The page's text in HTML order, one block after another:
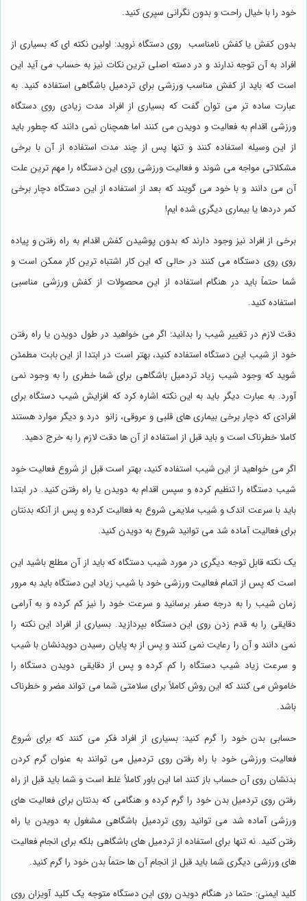
خود را با خیال راحت و بدون نگرانی سپری کنید.
بدون کفش یا کفش نامناسب روی دستگاه نروید: اولین نکته ای که بسیاری از
افراد به آن توجه ندارند و در دسته اصلی ترین نکات نیز به حساب می آید این
است که باید از کفش مناسب ورزشی برای تردمیل باشگاهی استفاده کنید. به
عبارت ساده تر می توان گفت که بسیاری از افراد مدت زیادی روی دستگاه
ورزشی اقدام به فعالیت و دویدن می کنند اما همچنان نمی دانند که چطور باید
از این وسیله استفاده کنند و تنها پس از چند مدت استفاده از آن با برخی
مشکلاتی مواجه می شوند و فعالیت ورزشی روی این دستگاه را مهم ترین علت
آن می دانند و با خود می گویند که بعد از استفاده از این دستگاه دچار برخی
کمر دردها یا بیماری دیگری شده ایم!
برخی از افراد نیز وجود دارند که بدون پوشیدن کفش اقدام به راه رفتن و پیاده
روی روی دستگاه می کنند در حالی که این کار اشتباه ترین کار ممکن است و
شما حتماً باید در هنگام استفاده از این محصولات از کفش ورزشی مناسبی
استفاده کنید.
دقت لازم در تغییر شیب را بدانید: اگر می خواهید در طول دویدن یا راه رفتن
خود از شیب این دستگاه استفاده کنید، بهتر است در ابتدا از این بابت مطمئن
شوید که وجود شیب زیاد تردمیل باشگاهی برای شما خطری را به وجود نمی
آورد. به عبارت دیگر باید به این نکته اشاره کرد که افزایش شیب دستگاه برای
افرادی که دچار برخی بیماری های قلبی و عروقی، زانو درد و دیگر موارد هستند
کاملا خطرناک است و باید قبل از استفاده از آن ها دقت لازم را به خرج دهید.
اگر می خواهید از این شیب استفاده کنید، بهتر است قبل از شروع فعالیت خود
شیب دستگاه را تنظیم کرده و سپس اقدام به دویدن یا راه رفتن کنید. در ابتدا
باید با سرعت اندک و شیب ملایمی شروع به فعالیت کرده و پس از آنکه بدنتان
برای فعالیت آماده شد می توانید شروع به دویدن کنید.
یک نکته قابل توجه دیگری در مورد شیب دستگاه که باید از آن مطلع باشید این
است که پس از اتمام فعالیت ورزشی خود با شیب زیاد این دستگاه باید به مرور
زمان شیب را به درجه صفر برسانید و سرعت خود را نیز کم کرده و به آرامی
دقایقی را به قدم زدن روی این دستگاه بپردازید. بسیاری از افراد این نکته را
نمی دانند و آن را رعایت نمی کنند و پس از به پایان رسیدن دویدنشان با شیب
و سرعت زیاد شیب دستگاه را کم کرده و پس از دقایقی دویدن دستگاه را
خاموش می کنند که این روش کاملاً برای سلامتی شما می تواند مضر و خطرناک
باشد.
حسابی بدن خود را گرم کنید: بسیاری از افراد فکر می کنند که برای شروع
فعالیت ورزشی خود با راه رفتن روی تردمیل می توانند به عنوان گرم کردن
بدنشان روی آن حساب باز کنند اما این باور کاملاً غلط است و شما باید قبل از راه
رفتن روی تردمیل بدن خود را گرم کرده و هنگامی که بدنتان برای فعالیت های
ورزشی آماده شد می توانید روی تردمیل باشگاهی مشغول به دویدن یا راه
رفتن کنید. نه تنها برای استفاده از تردمیل های باشگاهی بلکه برای انجام فعالیت
های ورزشی دیگری شما باید قبل از انجام آن ها حتماً بدن خود را گرم کنید.
کلید ایمنی: حتما در هنگام دویدن روی این دستگاه متوجه یک کلید آویزان روی